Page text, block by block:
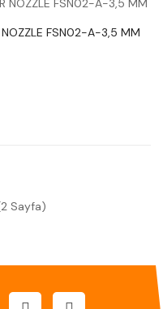
NOZZLE FSN02-A-3,5 MM
Sayfa)